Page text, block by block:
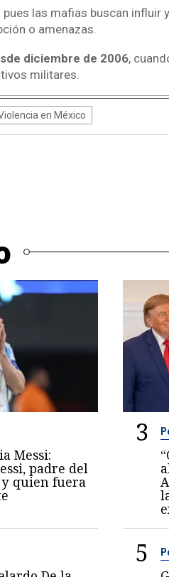
las mafias buscan influir y
o amenazas.
diciembre de 2006,
militares.
en México
Messi:
padre del
quien fuera
3
5